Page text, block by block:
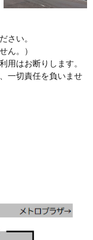
さい。
ん。）
用はお断りします。
一切責任を負いませ